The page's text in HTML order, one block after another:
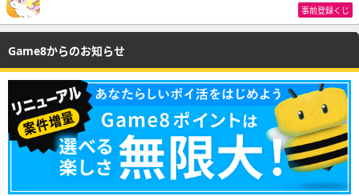
事前登録くじ
Game8からのお知らせ